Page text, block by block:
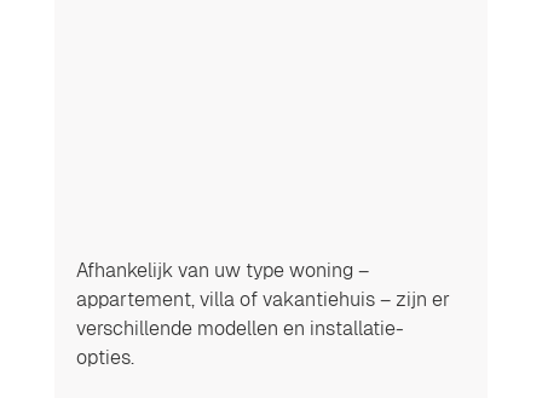
Afhankelijk van uw type woning –
appartement, villa of vakantiehuis – zijn er
verschillende modellen en installatie-
opties.